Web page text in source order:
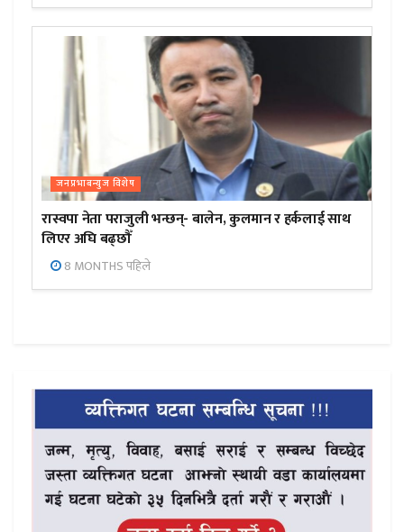
जनप्रभाबन्युज विशेष
रास्वपा नेता पराजुली भन्छन्- बालेन, कुलमान र हर्कलाई साथ
लिएर अघि बढ्छौँ
8 MONTHS पहिले